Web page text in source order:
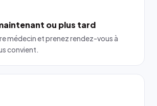
ou plus tard
médecin et prenez rendez-vous à
convient.